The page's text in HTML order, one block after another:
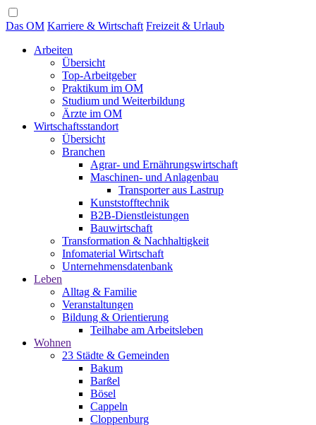
Das OM Karriere & Wirtschaft Freizeit & Urlaub
Arbeiten
Übersicht
Top-Arbeitgeber
Praktikum im OM
Studium und Weiterbildung
Ärzte im OM
Wirtschaftsstandort
Übersicht
Branchen
Agrar- und Ernährungswirtschaft
Maschinen- und Anlagenbau
Transporter aus Lastrup
Kunststofftechnik
B2B-Dienstleistungen
Bauwirtschaft
Transformation & Nachhaltigkeit
Infomaterial Wirtschaft
Unternehmensdatenbank
Leben
Alltag & Familie
Veranstaltungen
Bildung & Orientierung
Teilhabe am Arbeitsleben
Wohnen
23 Städte & Gemeinden
Bakum
Barßel
Bösel
Cappeln
Cloppenburg